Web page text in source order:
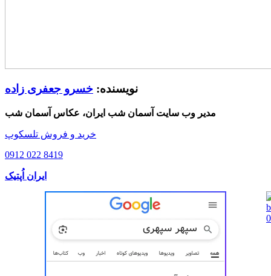
نویسنده: خسرو جعفری زاده
مدیر وب سایت آسمان شب ایران، عکاس آسمان شب
خرید و فروش تلسکوپ
0912 022 8419
ایران اُپتیک